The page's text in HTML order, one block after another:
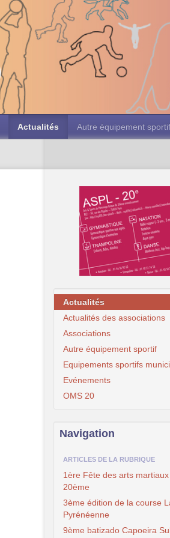
Actualités Autre équipement sportif
Actualités
Actualités des associations
Associations
Autre équipement sportif
Equipements sportifs
Evénements
OMS 20
Navigation
ARTICLES DE LA RUBRIQUE
1ère Fête des arts martiaux
20ème
3ème édition de la course
Pyrénéenne
9ème batizado Capoeira